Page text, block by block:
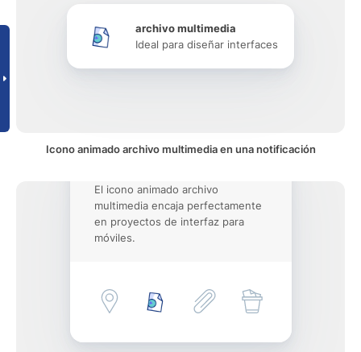
archivo multimedia
Ideal para diseñar interfaces
Icono animado archivo multimedia en una notificación
El icono animado archivo
multimedia encaja perfectamente
en proyectos de interfaz para
móviles.